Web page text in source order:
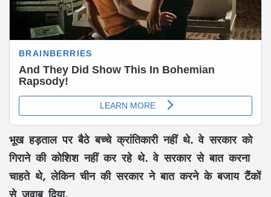
भूख हड़ताल पर बैठे बच्चे क्रांतिकारी नहीं थे. वे सरकार को
गिराने की कोशिश नहीं कर रहे थे. वे सरकार से बात करना
चाहते थे, लेकिन चीन की सरकार ने बात करने के बजाय टैंकों